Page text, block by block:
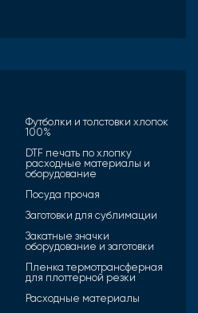
Футболки и толстовки хлопок
100%
DTF печать по хлопку
расходные материалы и
оборудование
Посуда прочая
Заготовки для сублимации
Закатные значки
оборудование и заготовки
Пленка термотрансферная
для плоттерной резки
Расходные материалы